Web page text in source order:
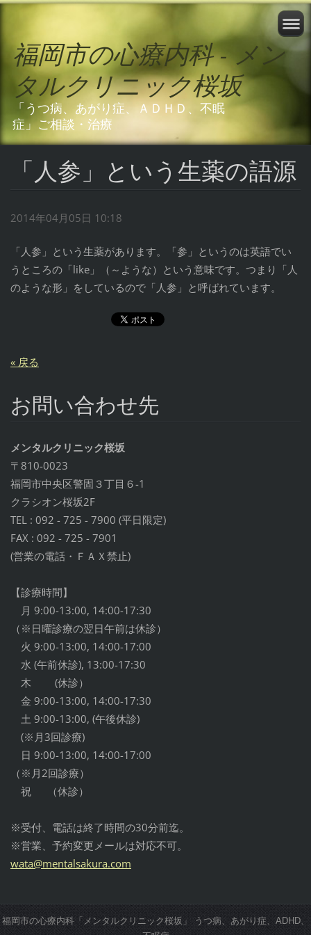
福岡市の心療内科 - メン
タルクリニック桜坂
「うつ病、あがり症、ＡＤＨＤ、不眠
症」ご相談・治療
「人参」という生薬の語源
2014年04月05日 10:18
「人参」という生薬があります。「参」というのは英語でい
うところの「like」（～ような）という意味です。つまり「人
のような形」をしているので「人参」と呼ばれています。
« 戻る
お問い合わせ先
メンタルクリニック桜坂
〒810-0023
福岡市中央区警固３丁目６-1
クラシオン桜坂2F
TEL : 092 - 725 - 7900 (平日限定)
FAX : 092 - 725 - 7901
(営業の電話・ＦＡＸ禁止)
【診療時間】
月 9:00-13:00, 14:00-17:30
（※日曜診療の翌日午前は休診）
火 9:00-13:00, 14:00-17:00
水 (午前休診), 13:00-17:30
木 (休診）
金 9:00-13:00, 14:00-17:30
土 9:00-13:00, (午後休診)
(※月3回診療)
日 9:00-13:00, 14:00-17:00
（※月2回診療）
祝 （休診）
※受付、電話は終了時間の30分前迄。
※営業、予約変更メールは対応不可。
wata@mentalsakura.com
福岡市の心療内科「メンタルクリニック桜坂」 うつ病、あがり症、ADHD、